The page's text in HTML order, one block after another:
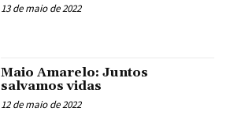
13 de maio de 2022
Maio Amarelo: Juntos
salvamos vidas
12 de maio de 2022